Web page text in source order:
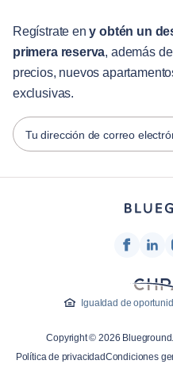
Servicios para huéspedes
Guías de ciudades
Socios
Operadores de alquiler
Propietarios
Socios de franquicia
Quiénes somos
Prensa
English
Português
Español
Français
Türkçe
Regístrate eny obtén un
primera reserva, además
precios, nuevos
exclusivas.
Tu dirección de correo
Igualdad de
Copyright © 2026
Política de privacidadCondiciones